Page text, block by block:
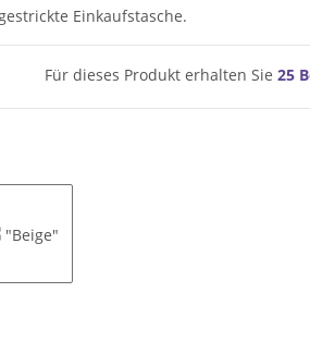
Einkaufstasche.
Für dieses Produkt erhalten Sie 25